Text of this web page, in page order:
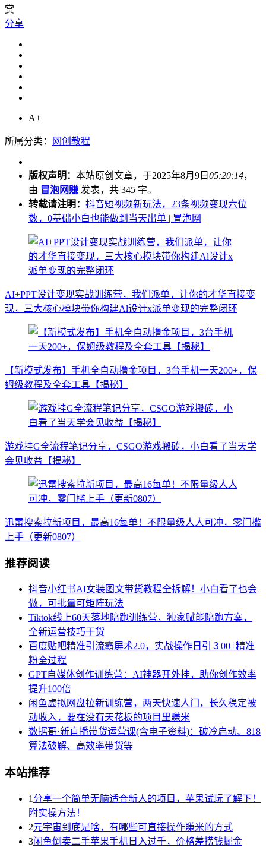
赏
分享
A+
所属分类： 网创教程
版权声明： 本站原创文章，于2025年8月9日 05:20:14，
由 冒泡网赚 发表，共 345 字。
转载请注明： 抖音短视频新玩法，23条视频变现六位
数，0基础小白也能做到当天出单 | 冒泡网
AI+PPT设计变现实战训练营，我们派单，让你的才华直接变
现，三大核心模块带你构建Al设计x派单变现的完整闭环
【新模式发布】手机全自动撸金项目，3台手机一天200+，保
姆级教程及全套工具【揭秘】
游戏挂G全流程笔记分享，CSGO游戏搬砖，小白看了当天学
会见收益【揭秘】
迅雷搜索拉新项目，最高16每单！不限量级人人可冲，零门槛
上手（更新0807）
推荐阅读
抖音小红书AI女装图文带货教程全拆解！小白看了也会
做，可批量可矩阵玩法
Tiktok线上60天落地陪跑训练营，独家赋能陪跑方案，
全新运营技巧干货
百度贴吧精准引流霸屏术2.0，实战操作日引３00+精准
粉全过程
GPT自媒体创作训练营：AI神器开外挂，助你创作效率
提升100倍
闲鱼虚拟网盘拉新训练营，两天快速人门，长久稳定被
动收入，要在没有天花板的项目里賺米
数据哥·新直播带货运营课(含电子资料)：破冷启动、818
算法破解、高效率带货等
本站推荐
1 分享一个简单无脑适合新人的项目，苹果试玩了解下！
附实操方法！
2元宇宙到底是啥，有哪些可直接操作賺米的方式
3闲鱼倒卖二手苹果手机日入过千，价格差捞钱掘金